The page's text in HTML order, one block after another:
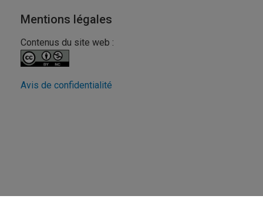
Mentions légales
Contenus du site web :
Avis de confidentialité